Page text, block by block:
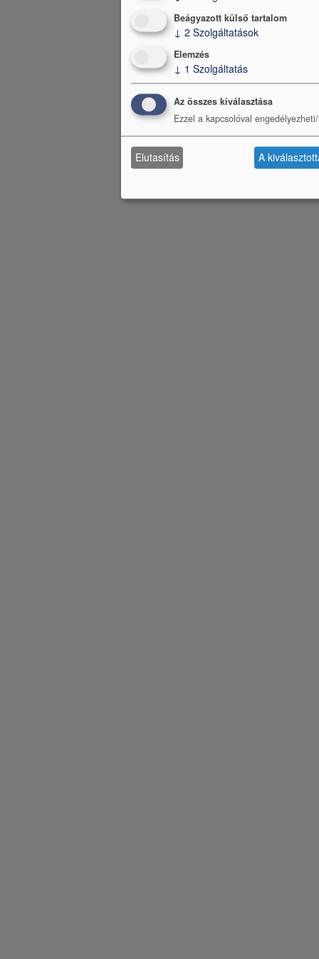
Beágyazott külső tartalom
↓ 2 Szolgáltatások
Elemzés
↓ 1 Szolgáltatás
Az összes kiválasztása
Ezzel a kapcsolóval
Elutasítás A